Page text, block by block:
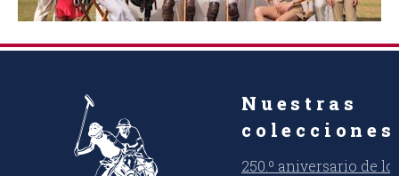
Nuestras
colecciones
250.º aniversario de